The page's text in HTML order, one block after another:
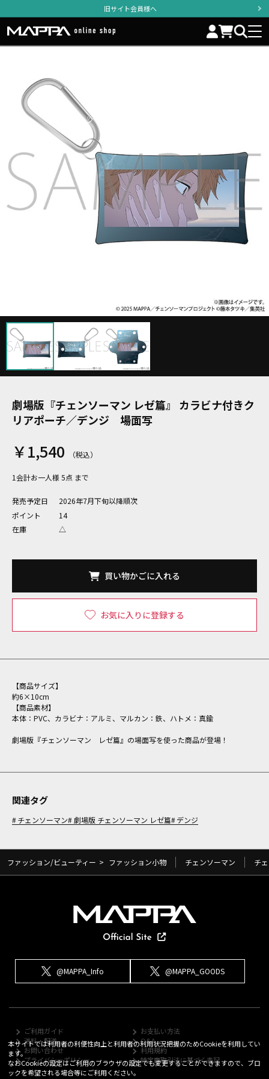
旧サイト会員様へ
劇場版『チェンソーマン レゼ篇』 カラビナ付きク
リアポーチ／デンジ 場面写
￥1,540
1会計お一人様 5点 まで
発売予定日
2026年7月下旬以降順次
ポイント
14
在庫
△
買い物かごに入れる
お気に入りに登録する
【商品サイズ】
約6×10cm
【商品素材】
本体：PVC、カラビナ：アルミ、マルカン：鉄、ハトメ：真鍮
劇場版『チェンソーマン レゼ篇』の場面写を使った商品が登場！
関連タグ
チェンソーマン 劇場版 チェンソーマン レゼ篇 デンジ
ファッション/ビューティー > ファッション小物 チェンソーマン チ
@MAPPA_Info @MAPPA_GOODS
ご利用ガイド
お支払い方法
送料・配送
Q&A
お問い合わせ
利用規約
プライバシーポリシー
特定商取引法に基づく表記
本サイトでは利用者の利便性向上と利用者の利用状況把握のためCookieを利用してい
ます。
なおCookieの設定はご利用のブラウザの設定でも変更することができますので、ブロ
ックを希望される場合等にご利用ください。